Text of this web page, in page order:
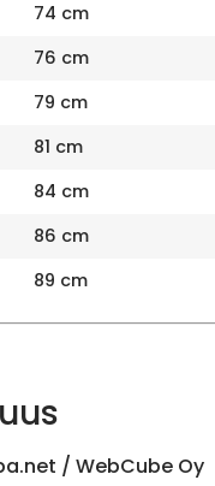
74 cm
76 cm
79 cm
81 cm
84 cm
86 cm
89 cm
/ WebCube Oy